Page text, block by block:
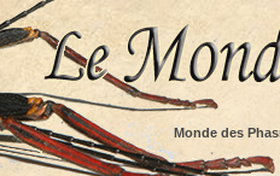
Monde des